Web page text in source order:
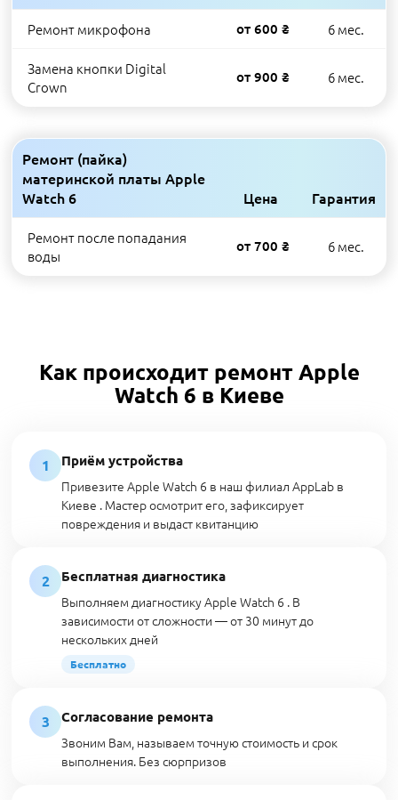
Ремонт микрофона от 600 ₴ 6 мес.
Замена кнопки Digital
Crown
от 900 ₴ 6 мес.
Ремонт (пайка)
материнской платы Apple
Watch 6
Цена Гарантия
Ремонт после попадания
воды
от 700 ₴ 6 мес.
Как происходит ремонт Apple
Watch 6 в Киеве
1
Приём устройства
Привезите Apple Watch 6 в наш филиал AppLab в
Киеве . Мастер осмотрит его, зафиксирует
повреждения и выдаст квитанцию
2
Бесплатная диагностика
Выполняем диагностику Apple Watch 6 . В
зависимости от сложности — от 30 минут до
нескольких дней
Бесплатно
3
Согласование ремонта
Звоним Вам, называем точную стоимость и срок
выполнения. Без сюрпризов